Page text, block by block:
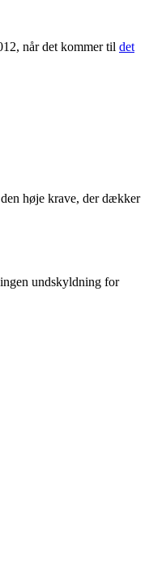
når det kommer til det
høje krave, der dækker
undskyldning for